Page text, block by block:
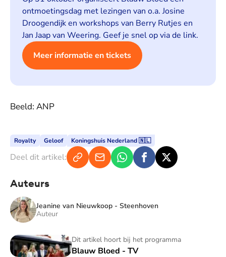
ontmoetingsdag met lezingen van o.a. Josine
Droogendijk en workshops van Berry Rutjes en
Jan Jaap van Weering. Geef je snel op via de link.
Meer informatie en tickets
Beeld: ANP
Royalty Geloof Koningshuis Nederland 🇳🇱
Deel dit artikel:
Auteurs
Jeanine van Nieuwkoop - Steenhoven
Auteur
Dit artikel hoort bij het programma
Blauw Bloed - TV
Blauw Bloed - TV